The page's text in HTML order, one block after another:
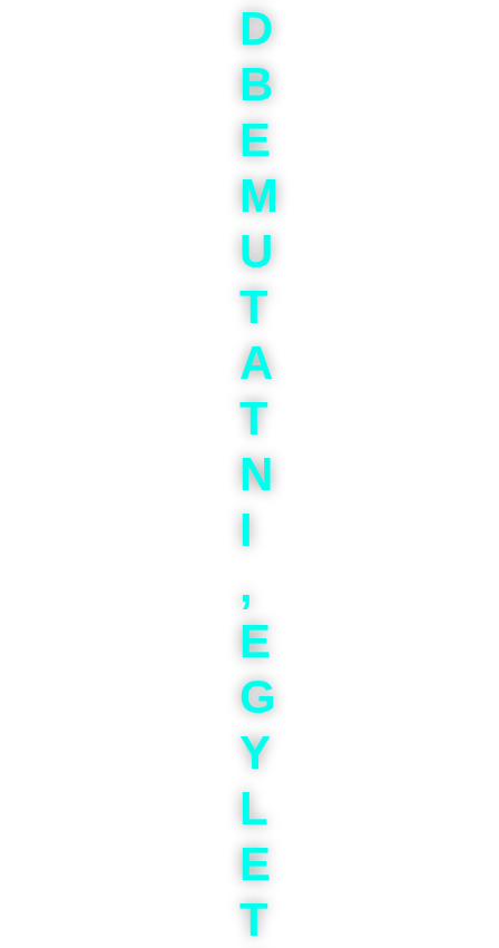
D
B
E
M
U
T
A
T
N
I
,
E
G
Y
L
E
T